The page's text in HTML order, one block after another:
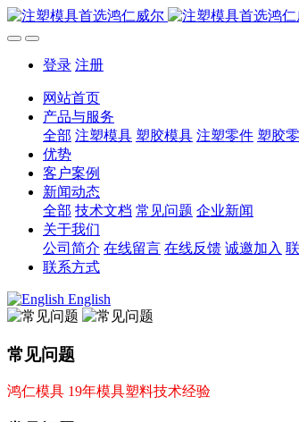
登录 注册
网站首页
产品与服务
全部 注塑模具 塑胶模具 注塑零件 塑胶
优势
客户案例
新闻动态
全部 技术文档 常见问题 企业新闻
关于我们
公司简介 在线留言 在线反馈 诚邀加入
联系方式
English
常见问题
鸿仁模具 19年模具塑料技术经验